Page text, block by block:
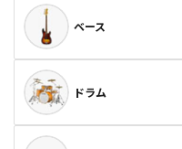
ベース
ドラム